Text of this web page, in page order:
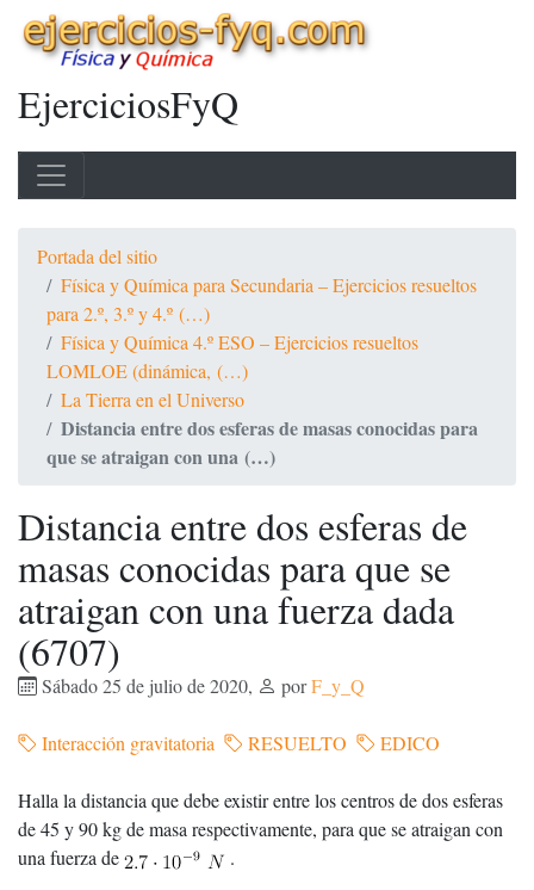
EjerciciosFyQ
Portada del sitio
Física y Química para Secundaria – Ejercicios resueltos
para 2.º, 3.º y 4.º (…)
Física y Química 4.º ESO – Ejercicios resueltos
LOMLOE (dinámica, (…)
La Tierra en el Universo
Distancia entre dos esferas de masas conocidas para
que se atraigan con una (…)
Distancia entre dos esferas de
masas conocidas para que se
atraigan con una fuerza dada
(6707)
Sábado 25 de julio de 2020, porF_y_Q
Interacción gravitatoria RESUELTO EDICO
Halla la distancia que debe existir entre los centros de dos esferas
de 45 y 90 kg de masa respectivamente, para que se atraigan con
una fuerza de
.